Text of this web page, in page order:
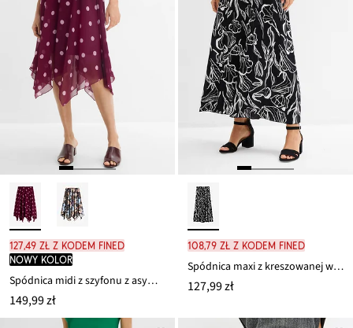
127,49 zł z kodem FINED
nowy kolor
Spódnica midi z szyfonu z asymetrycznym dołem
149,99 zł
108,79 zł z kodem FINED
Spódnica maxi z kreszowanej wiskozy
127,99 zł